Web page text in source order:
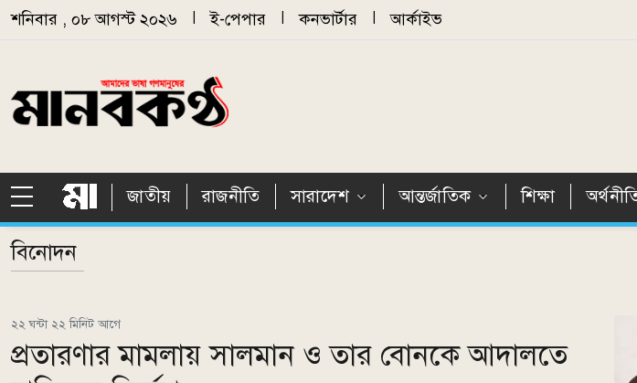
Skip to main content
শনিবার , ০৮ আগস্ট ২০২৬ ই-পেপার কনভার্টার আর্কাইভ
জাতীয় রাজনীতি সারাদেশ আন্তর্জাতিক শিক্ষা
বিনোদন
২২ ঘন্টা ২২ মিনিট আগে
প্রতারণার মামলায় সালমান ও তার বোনকে আদালতে